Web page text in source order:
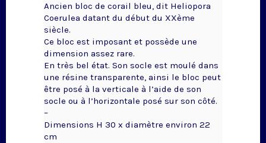
Ancien bloc de corail bleu, dit Heliopora
Coerulea datant du début du XXème
siècle.
Ce bloc est imposant et possède une
dimension assez rare.
En très bel état. Son socle est moulé dans
une résine transparente, ainsi le bloc peut
être posé à la verticale à l’aide de son
socle ou à l’horizontale posé sur son côté.
–
Dimensions H 30 x diamètre environ 22
cm